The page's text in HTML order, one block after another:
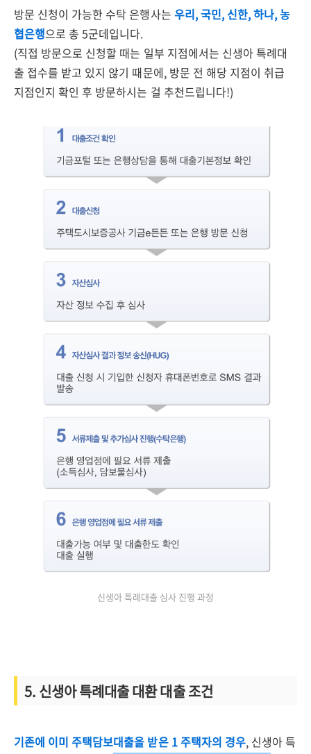
방문 신청이 가능한 수탁 은행사는 우리, 국민, 신한, 하나, 농
협은행으로 총 5군데입니다.
(직접 방문으로 신청할 때는 일부 지점에서는 신생아 특례대
출 접수를 받고 있지 않기 때문에, 방문 전 해당 지점이 취급
지점인지 확인 후 방문하시는 걸 추천드립니다!)
신생아 특례대출 심사 진행 과정
5. 신생아 특례대출 대환 대출 조건
기존에 이미 주택담보대출을 받은 1 주택자의 경우, 신생아 특